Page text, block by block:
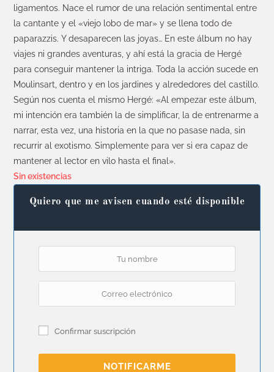
ligamentos. Nace el rumor de una relación sentimental entre
la cantante y el «viejo lobo de mar» y se llena todo de
paparazzis. Y desaparecen las joyas… En este álbum no hay
viajes ni grandes aventuras, y ahí está la gracia de Hergé
para conseguir mantener la intriga. Toda la acción sucede en
Moulinsart, dentro y en los jardines y alrededores del castillo.
Según nos cuenta el mismo Hergé: «Al empezar este álbum,
mi intención era también la de simplificar, la de entrenarme a
narrar, esta vez, una historia en la que no pasase nada, sin
recurrir al exotismo. Simplemente para ver si era capaz de
mantener al lector en vilo hasta el final».
Sin existencias
Quiero que me avisen cuando esté disponible
Confirmar suscripción
NOTIFICARME